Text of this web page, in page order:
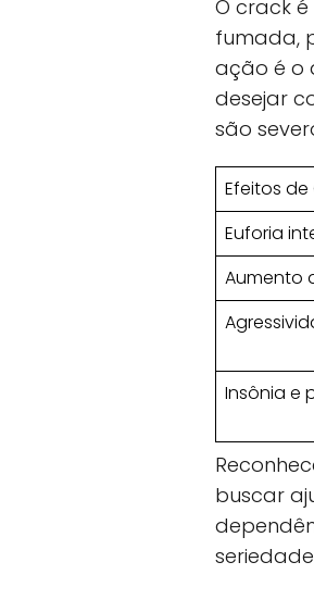
O crack
fumada,
ação é o
desejar
são
Efeitos de
Euforia
Aumento
Insônia e
buscar